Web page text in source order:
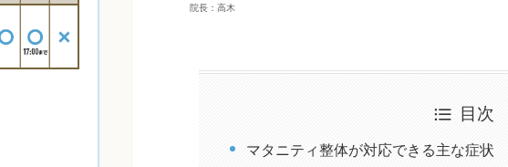
院長：高木
目次
マタニティ整体が対応できる主な症状